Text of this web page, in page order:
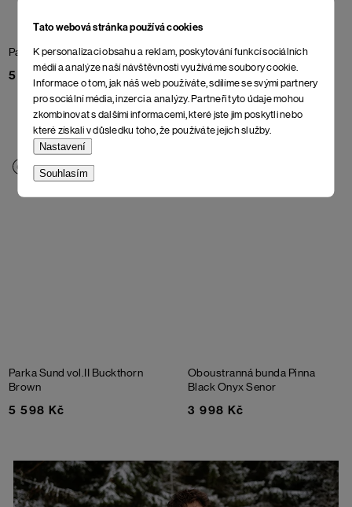
Tato webová stránka používá cookies
K personalizaci obsahu a reklam, poskytování funkcí sociálních
médií a analýze naší návštěvnosti využíváme soubory cookie.
Informace o tom, jak náš web používáte, sdílíme se svými partnery
pro sociální média, inzerci a analýzy. Partneři tyto údaje mohou
zkombinovat s dalšími informacemi, které jste jim poskytli nebo
které získali v důsledku toho, že používáte jejich služby.
Nastavení
Souhlasím
Parka Sund vol.IINight Sky
5 598 Kč
Parka Egge vol.IIMidnight
Navy
5 598 Kč
Parka Sund vol.II Buckthorn
Brown
5 598 Kč
Oboustranná bunda Pinna
Black Onyx Senor
3 998 Kč